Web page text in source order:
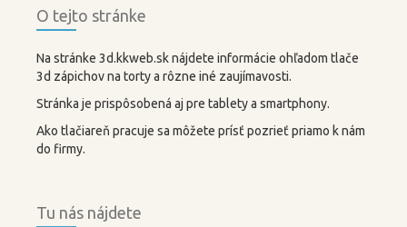
O tejto stránke
Na stránke 3d.kkweb.sk nájdete informácie ohľadom tlače
3d zápichov na torty a rôzne iné zaujímavosti.
Stránka je prispôsobená aj pre tablety a smartphony.
Ako tlačiareň pracuje sa môžete prísť pozrieť priamo k nám
do firmy.
Tu nás nájdete